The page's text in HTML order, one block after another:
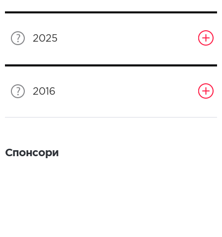
2025
2016
Спонсори